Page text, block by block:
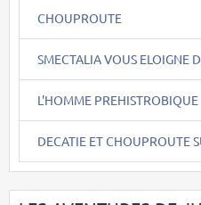
CHOUPROUTE
SMECTALIA VOUS ELOIGNE
L'HOMME PREHISTROBIQUE
DECATIE ET CHOUPROUTE